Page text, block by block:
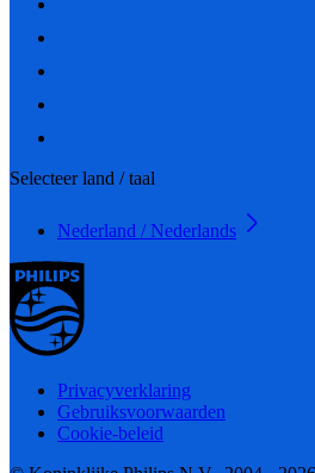
Selecteer land / taal
Nederland / Nederlands
Privacyverklaring
Gebruiksvoorwaarden
Cookie-beleid